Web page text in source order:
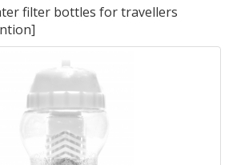
filter bottles for travellers
]